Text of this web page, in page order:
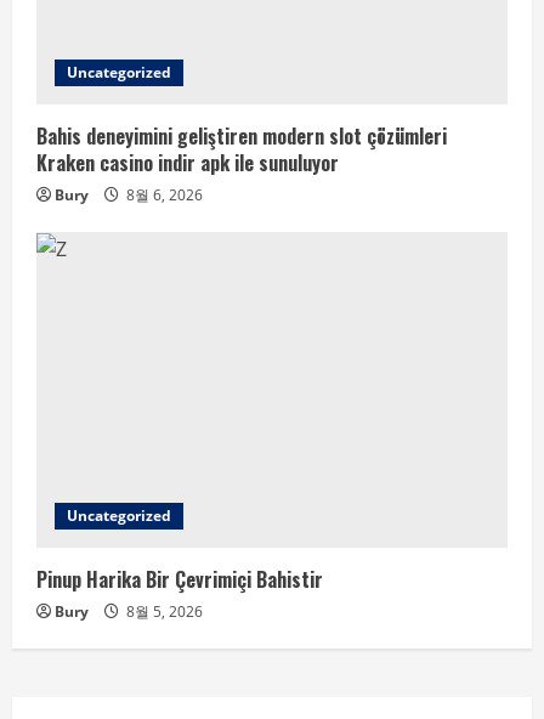
Uncategorized
Bahis deneyimini geliştiren modern slot çözümleri
Kraken casino indir apk ile sunuluyor
Bury 8월 6, 2026
Uncategorized
Pinup Harika Bir Çevrimiçi Bahistir
Bury 8월 5, 2026